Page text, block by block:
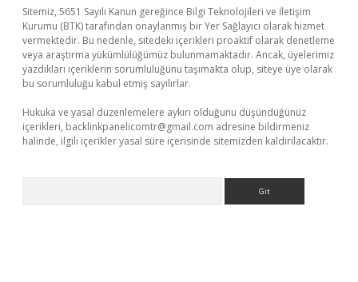
Sitemiz, 5651 Sayılı Kanun gereğince Bilgi Teknolojileri ve İletişim
Kurumu (BTK) tarafından onaylanmış bir Yer Sağlayıcı olarak hizmet
vermektedir. Bu nedenle, sitedeki içerikleri proaktif olarak denetleme
veya araştırma yükümlülüğümüz bulunmamaktadır. Ancak, üyelerimiz
yazdıkları içeriklerin sorumluluğunu taşımakta olup, siteye üye olarak
bu sorumluluğu kabul etmiş sayılırlar.
Hukuka ve yasal düzenlemelere aykırı olduğunu düşündüğünüz
içerikleri, backlinkpanelicomtr@gmail.com adresine bildirmeniz
halinde, ilgili içerikler yasal süre içerisinde sitemizden kaldırılacaktır.